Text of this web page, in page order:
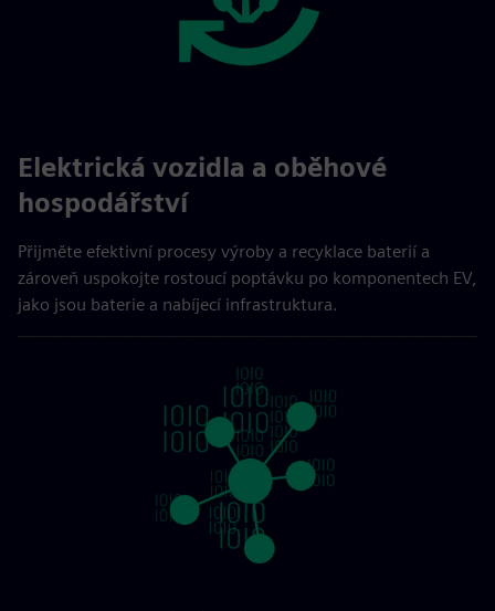
Elektrická vozidla a oběhové
hospodářství
Přijměte efektivní procesy výroby a recyklace baterií a
zároveň uspokojte rostoucí poptávku po komponentech EV,
jako jsou baterie a nabíjecí infrastruktura.